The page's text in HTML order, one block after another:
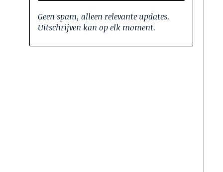
Geen spam, alleen relevante updates.
Uitschrijven kan op elk moment.